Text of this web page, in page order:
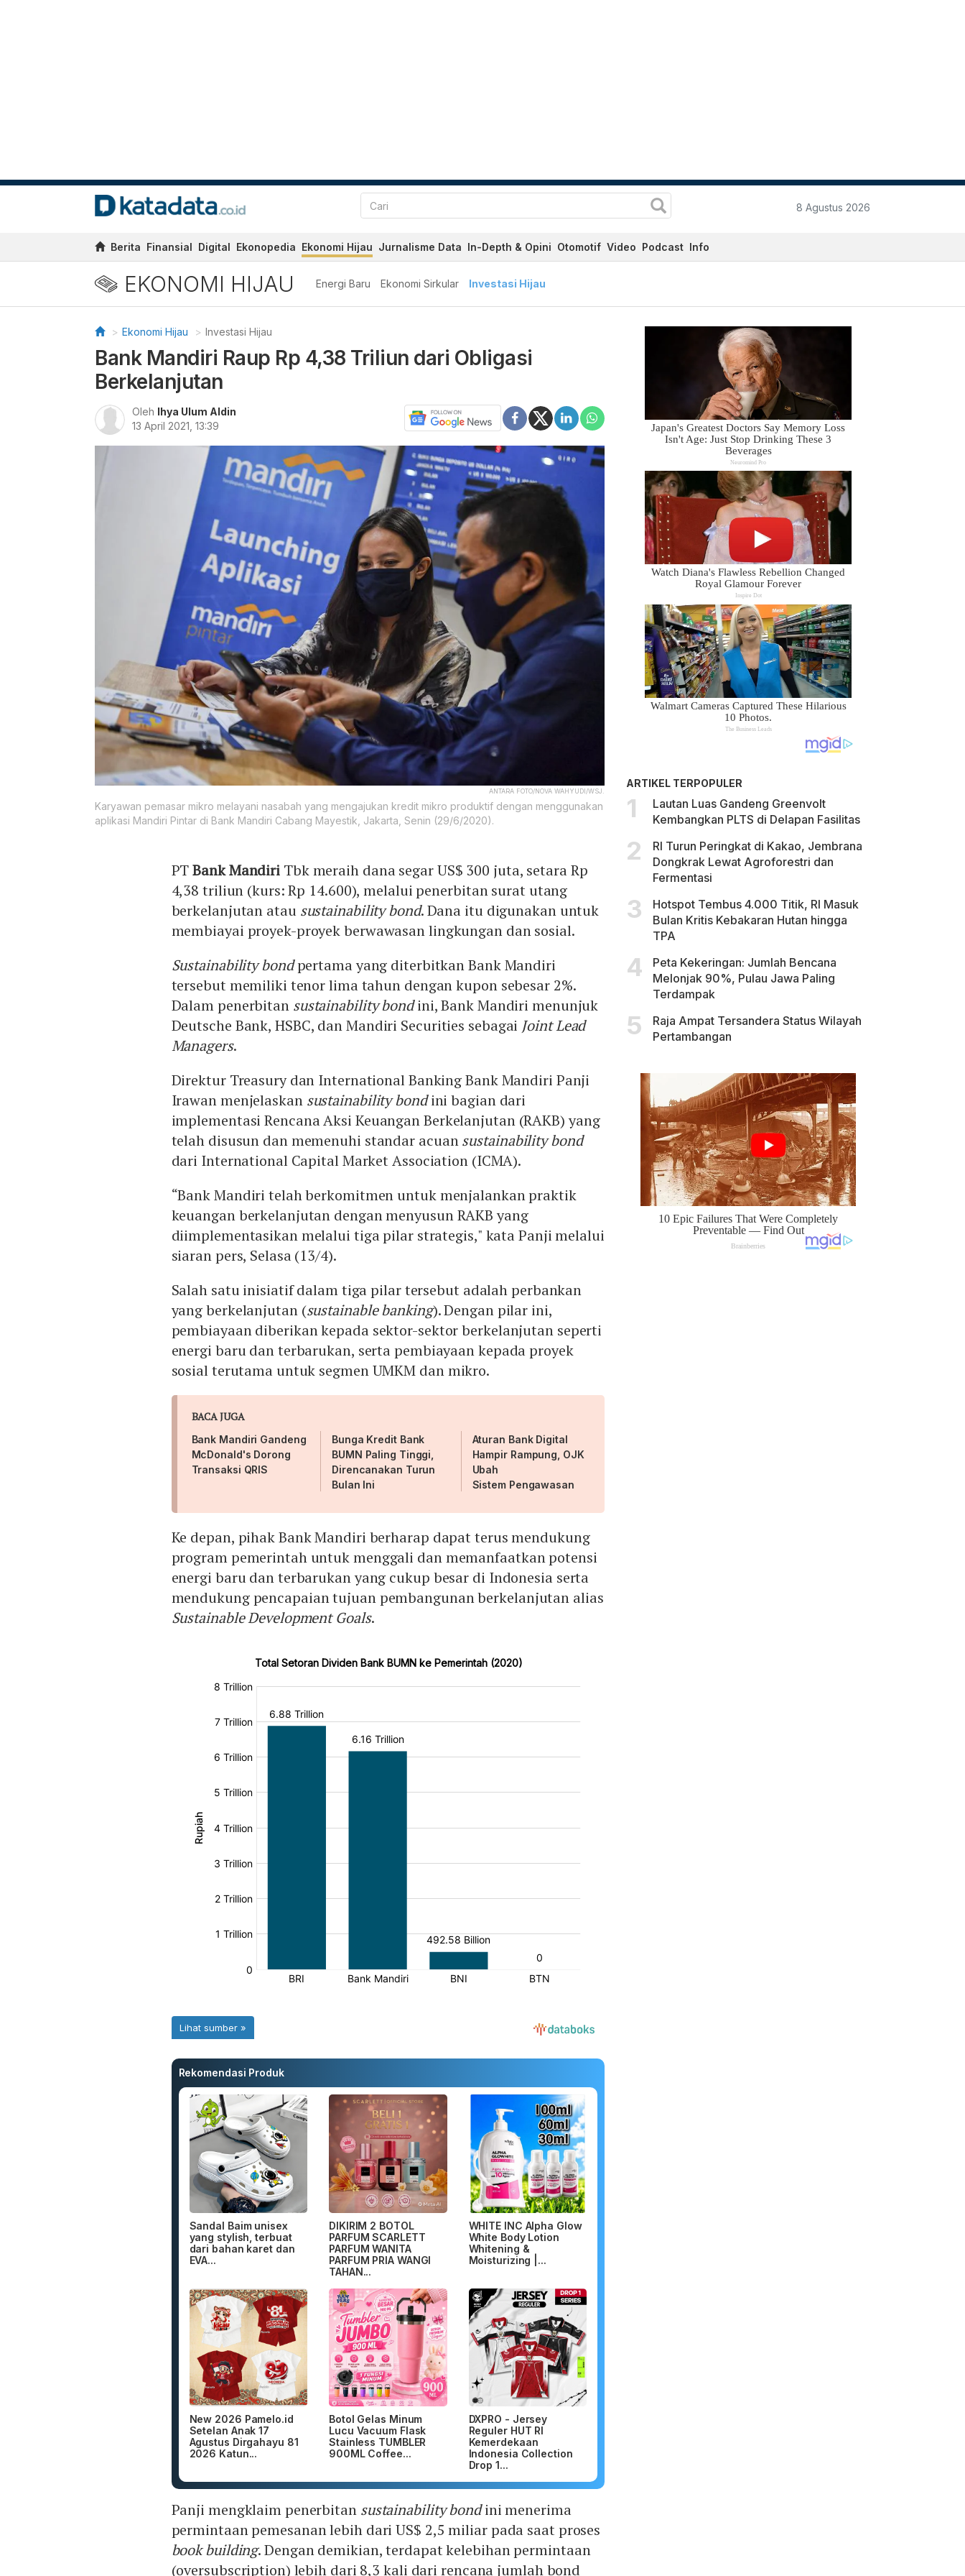
8 Agustus 2026
Berita Finansial Digital Ekonopedia Ekonomi Hijau Jurnalisme Data In-Depth & Opini Otomotif Video Podcast Info
EKONOMI HIJAU Energi Baru Ekonomi Sirkular Investasi Hijau
Ekonomi Hijau Investasi Hijau
Bank Mandiri Raup Rp 4,38 Triliun dari Obligasi
Berkelanjutan
Oleh Ihya Ulum Aldin
13 April 2021, 13:39
ANTARA FOTO/NOVA WAHYUDI/WSJ.
Karyawan pemasar mikro melayani nasabah yang mengajukan kredit mikro produktif dengan menggunakan
aplikasi Mandiri Pintar di Bank Mandiri Cabang Mayestik, Jakarta, Senin (29/6/2020).
PTBank Mandiri Tbk meraih dana segar US$ 300 juta, setara Rp
4,38 triliun (kurs: Rp 14.600), melalui penerbitan surat utang
berkelanjutan atau sustainability bond. Dana itu digunakan untuk
membiayai proyek-proyek berwawasan lingkungan dan sosial.
Sustainability bondpertama yang diterbitkan Bank Mandiri
tersebut memiliki tenor lima tahun dengan kupon sebesar 2%.
Dalam penerbitan sustainability bondini, Bank Mandiri menunjuk
Deutsche Bank, HSBC, dan Mandiri Securities sebagai Joint Lead
Managers.
Direktur Treasury dan International Banking Bank Mandiri Panji
Irawan menjelaskan sustainability bondini bagian dari
implementasi Rencana Aksi Keuangan Berkelanjutan (RAKB) yang
telah disusun dan memenuhi standar acuansustainability bond
dari International Capital Market Association (ICMA).
“Bank Mandiri telah berkomitmen untuk menjalankan praktik
keuangan berkelanjutan dengan menyusun RAKB yang
diimplementasikan melalui tiga pilar strategis," kata Panji melalui
siaran pers, Selasa (13/4).
Salah satu inisiatif dalam tiga pilar tersebut adalah perbankan
yang berkelanjutan (sustainable banking). Dengan pilar ini,
pembiayaan diberikan kepada sektor-sektor berkelanjutan seperti
energi baru dan terbarukan, serta pembiayaan kepada proyek
sosial terutama untuk segmen UMKM dan mikro.
BACA JUGA
Bank Mandiri Gandeng
McDonald's Dorong
Transaksi QRIS
Bunga Kredit Bank
BUMN Paling Tinggi,
Direncanakan Turun
Bulan Ini
Aturan Bank Digital
Hampir Rampung, OJK
Ubah
Sistem Pengawasan
Ke depan, pihak Bank Mandiri berharap dapat terus mendukung
program pemerintah untuk menggali dan memanfaatkan potensi
energi baru dan terbarukan yang cukup besar di Indonesia serta
mendukung pencapaian tujuan pembangunan berkelanjutan alias
Sustainable Development Goals.
Rekomendasi Produk
Sandal Baim unisex
yang stylish, terbuat
dari bahan karet dan
EVA...
DIKIRIM 2 BOTOL
PARFUM SCARLETT
PARFUM WANITA
PARFUM PRIA WANGI
TAHAN...
WHITE INC Alpha Glow
White Body Lotion
Whitening &
Moisturizing |...
New 2026 Pamelo.id
Setelan Anak 17
Agustus Dirgahayu 81
2026 Katun...
Botol Gelas Minum
Lucu Vacuum Flask
Stainless TUMBLER
900ML Coffee...
DXPRO - Jersey
Reguler HUT RI
Kemerdekaan
Indonesia Collection
Drop 1...
Panji mengklaim penerbitan sustainability bondini menerima
permintaan pemesanan lebih dari US$ 2,5 miliar pada saat proses
book building. Dengan demikian, terdapat kelebihan permintaan
(oversubscription) lebih dari 8,3 kali dari rencana jumlah bond
ARTIKEL TERPOPULER
Lautan Luas Gandeng Greenvolt
Kembangkan PLTS di Delapan Fasilitas
RI Turun Peringkat di Kakao, Jembrana
Dongkrak Lewat Agroforestri dan
Fermentasi
Hotspot Tembus 4.000 Titik, RI Masuk
Bulan Kritis Kebakaran Hutan hingga
TPA
Peta Kekeringan: Jumlah Bencana
Melonjak 90%, Pulau Jawa Paling
Terdampak
Raja Ampat Tersandera Status Wilayah
Pertambangan